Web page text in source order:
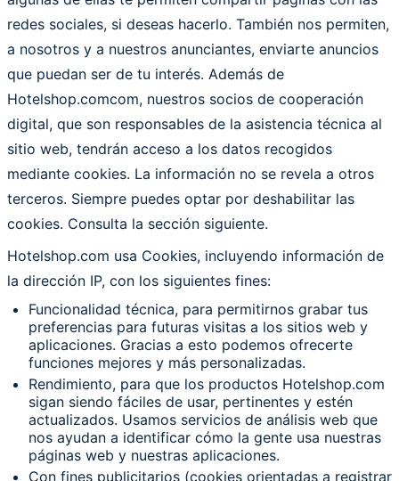
redes sociales, si deseas hacerlo. También nos permiten,
a nosotros y a nuestros anunciantes, enviarte anuncios
que puedan ser de tu interés. Además de
Hotelshop.comcom, nuestros socios de cooperación
digital, que son responsables de la asistencia técnica al
sitio web, tendrán acceso a los datos recogidos
mediante cookies. La información no se revela a otros
terceros. Siempre puedes optar por deshabilitar las
cookies. Consulta la sección siguiente.
Hotelshop.com usa Cookies, incluyendo información de
la dirección IP, con los siguientes fines:
Funcionalidad técnica, para permitirnos grabar tus
preferencias para futuras visitas a los sitios web y
aplicaciones. Gracias a esto podemos ofrecerte
funciones mejores y más personalizadas.
Rendimiento, para que los productos Hotelshop.com
sigan siendo fáciles de usar, pertinentes y estén
actualizados. Usamos servicios de análisis web que
nos ayudan a identificar cómo la gente usa nuestras
páginas web y nuestras aplicaciones.
Con fines publicitarios (cookies orientadas a registrar